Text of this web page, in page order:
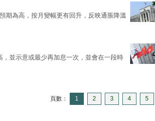
期為高，按月變幅更有回升，反映通脹降溫
並示意或最少再加息一次，並會在一段時
頁數： 1 2 3 4 5